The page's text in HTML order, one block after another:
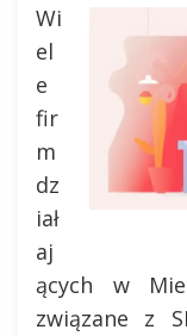
Wi
el
e
fir
m
dz
iał
aj
ących w
związane z